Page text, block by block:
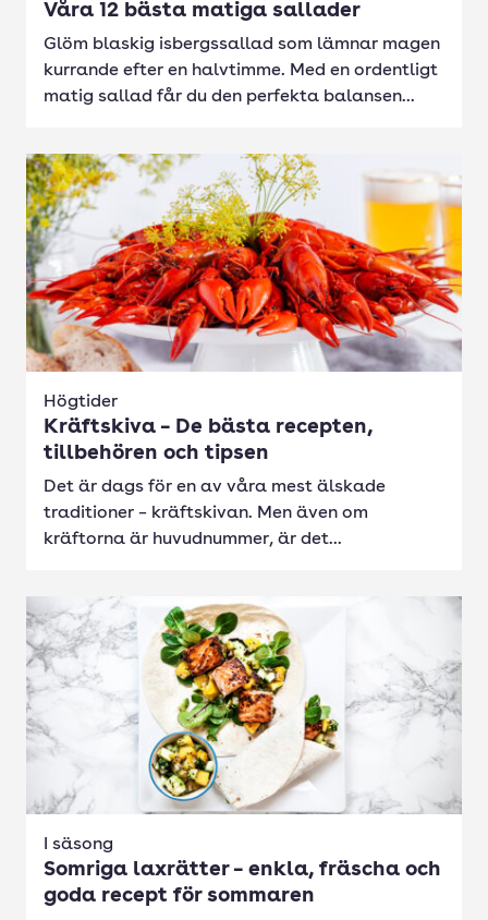
Våra 12 bästa matiga sallader
Glöm blaskig isbergssallad som lämnar magen
kurrande efter en halvtimme. Med en ordentligt
matig sallad får du den perfekta balansen...
Högtider
Kräftskiva – De bästa recepten,
tillbehören och tipsen
Det är dags för en av våra mest älskade
traditioner – kräftskivan. Men även om
kräftorna är huvudnummer, är det...
I säsong
Somriga laxrätter – enkla, fräscha och
goda recept för sommaren